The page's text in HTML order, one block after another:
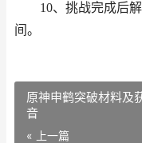
10、挑战完成后
间。
原神申鹤突破材料及
音
« 上一篇